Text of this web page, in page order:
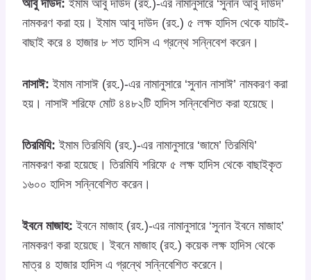
আবু দাউদ: ইমাম আবু দাউদ (রহ.)-এর নামানুসারে ‘সুনান আবু দাউদ’
নামকরণ করা হয়। ইমাম আবু দাউদ (রহ.) ৫ লক্ষ হাদিস থেকে যাচাই-
বাছাই করে ৪ হাজার ৮ শত হাদিস এ গ্রন্থে সন্নিবেশ করেন।
নাসাঈ: ইমাম নাসাঈ (রহ.)-এর নামানুসারে ‘সুনান নাসাঈ’ নামকরণ করা
হয়। নাসাঈ শরিফে মোট ৪৪৮২টি হাদিস সন্নিবেশিত করা হয়েছে।
তিরমিযি: ইমাম তিরমিযি (রহ.)-এর নামানুসারে ‘জামে’ তিরমিযি’
নামকরণ করা হয়েছে। তিরমিযি শরিফে ৫ লক্ষ হাদিস থেকে বাছাইকৃত
১৬০০ হাদিস সন্নিবেশিত করেন।
ইবনে মাজাহ: ইবনে মাজাহ (রহ.)-এর নামানুসারে ‘সুনান ইবনে মাজাহ’
নামকরণ করা হয়েছে। ইবনে মাজাহ (রহ.) কয়েক লক্ষ হাদিস থেকে
মাত্র ৪ হাজার হাদিস এ গ্রন্থে সন্নিবেশিত করেনে।